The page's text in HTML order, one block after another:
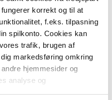
korrekt og til at
f.eks. tilpasning
spilkonto. Cookies kan
trafik, brugen af
markedsføring omkring
hjemmesider og
analyse og